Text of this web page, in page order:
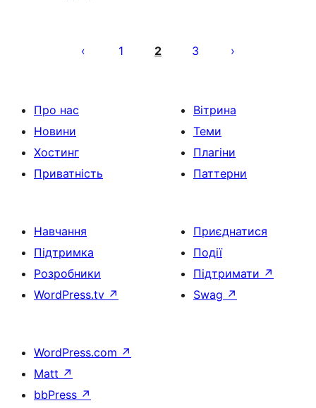
записів
1 2 3
Про нас
Новини
Хостинг
Приватність
Вітрина
Теми
Плагіни
Паттерни
Навчання
Підтримка
Розробники
WordPress.tv ↗
Приєднатися
Події
Підтримати ↗
Swag ↗
WordPress.com ↗
Matt ↗
bbPress ↗